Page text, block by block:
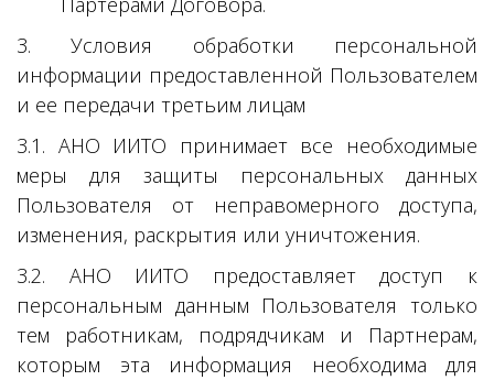
3. Условия обработки персональной
информации предоставленной Пользователем
и ее передачи третьим лицам
3.1. АНО ИИТО принимает все необходимые
меры для защиты персональных данных
Пользователя от неправомерного доступа,
изменения, раскрытия или уничтожения.
3.2. АНО ИИТО предоставляет доступ к
персональным данным Пользователя только
тем работникам, подрядчикам и Партнерам,
которым эта информация необходима для